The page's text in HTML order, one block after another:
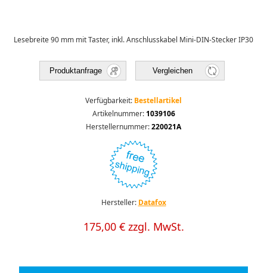
Lesebreite 90 mm mit Taster, inkl. Anschlusskabel Mini-DIN-Stecker IP30
Produktanfrage Vergleichen
Verfügbarkeit: Bestellartikel
Artikelnummer: 1039106
Herstellernummer:220021A
Hersteller: Datafox
175,00 € zzgl. MwSt.